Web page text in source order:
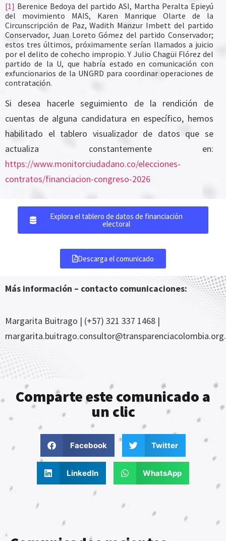
[1] Berenice Bedoya del partido ASI, Martha Peralta Epieyú
del movimiento MAIS, Karen Manrique Olarte de la
Circunscripción de Paz, Wadith Manzur Imbett del partido
Conservador, Juan Loreto Gómez del partido Conservador;
estos tres últimos, próximamente serían llamados a juicio
por el delito de cohecho impropio. Y Julio Chagüi Flórez del
partido de la U, que habría estado en comunicación con
exfuncionarios de la UNGRD para coordinar operaciones de
contratación.
Si desea hacerle seguimiento de la rendición de
cuentas de alguna candidatura en específico, hemos
habilitado el tablero visualizador de datos que se
actualiza constantemente en:
https://www.monitorciudadano.co/elecciones-
contratos/financiacion-congreso-2026
Explora el tablero de datos de financiación
electoral
Descarga el comunicado
Más información – contacto comunicaciones:
Margarita Buitrago | (+57) 321 337 1468 |
Comparte este comunicado a
un clic
Facebook Twitter
LinkedIn WhatsApp